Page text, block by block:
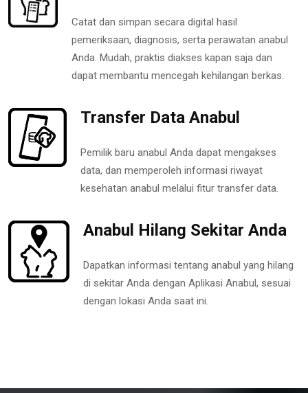
Catat dan simpan secara digital hasil
pemeriksaan, diagnosis, serta perawatan anabul
Anda. Mudah, praktis diakses kapan saja dan
dapat membantu mencegah kehilangan berkas.
Transfer Data Anabul
Pemilik baru anabul Anda dapat mengakses
data, dan memperoleh informasi riwayat
kesehatan anabul melalui fitur transfer data.
Anabul Hilang Sekitar Anda
Dapatkan informasi tentang anabul yang hilang
di sekitar Anda dengan Aplikasi Anabul, sesuai
dengan lokasi Anda saat ini.